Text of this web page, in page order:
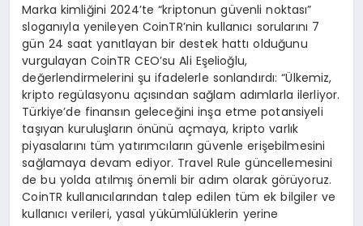
Marka kimliğini 2024’te “kriptonun güvenli noktası”
sloganıyla yenileyen CoinTR’nin kullanıcı sorularını 7
gün 24 saat yanıtlayan bir destek hattı olduğunu
vurgulayan CoinTR CEO’su Ali Eşelioğlu,
değerlendirmelerini şu ifadelerle sonlandırdı: “Ülkemiz,
kripto regülasyonu açısından sağlam adımlarla ilerliyor.
Türkiye’de finansın geleceğini inşa etme potansiyeli
taşıyan kuruluşların önünü açmaya, kripto varlık
piyasalarını tüm yatırımcıların güvenle erişebilmesini
sağlamaya devam ediyor. Travel Rule güncellemesini
de bu yolda atılmış önemli bir adım olarak görüyoruz.
CoinTR kullanıcılarından talep edilen tüm ek bilgiler ve
kullanıcı verileri, yasal yükümlülüklerin yerine